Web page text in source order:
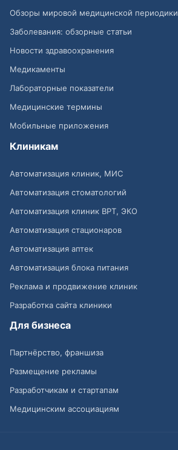
Обзоры мировой медицинской периодики
Заболевания: обзорные статьи
Новости здравоохранения
Медикаменты
Лабораторные показатели
Медицинские термины
Мобильные приложения
Клиникам
Автоматизация клиник, МИС
Автоматизация стоматологий
Автоматизация клиник ВРТ, ЭКО
Автоматизация стационаров
Автоматизация аптек
Автоматизация блока питания
Реклама и продвижение клиник
Разработка сайта клиники
Для бизнеса
Партнёрство, франшиза
Размещение рекламы
Разработчикам и стартапам
Медицинским ассоциациям